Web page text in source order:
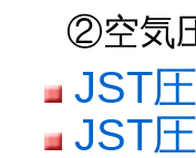
②空気
JST
JST